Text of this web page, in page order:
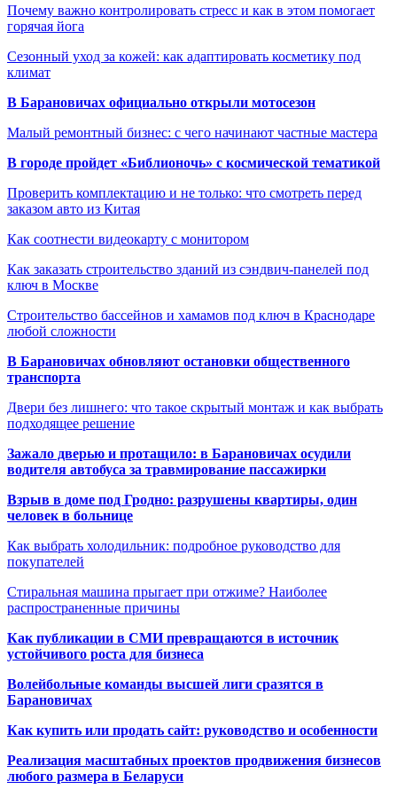
Почему важно контролировать стресс и как в этом помогает
горячая йога
Сезонный уход за кожей: как адаптировать косметику под
климат
В Барановичах официально открыли мотосезон
Малый ремонтный бизнес: с чего начинают частные мастера
В городе пройдет «Библионочь» с космической тематикой
Проверить комплектацию и не только: что смотреть перед
заказом авто из Китая
Как соотнести видеокарту с монитором
Как заказать строительство зданий из сэндвич-панелей под
ключ в Москве
Строительство бассейнов и хамамов под ключ в Краснодаре
любой сложности
В Барановичах обновляют остановки общественного
транспорта
Двери без лишнего: что такое скрытый монтаж и как выбрать
подходящее решение
Зажало дверью и протащило: в Барановичах осудили
водителя автобуса за травмирование пассажирки
Взрыв в доме под Гродно: разрушены квартиры, один
человек в больнице
Как выбрать холодильник: подробное руководство для
покупателей
Стиральная машина прыгает при отжиме? Наиболее
распространенные причины
Как публикации в СМИ превращаются в источник
устойчивого роста для бизнеса
Волейбольные команды высшей лиги сразятся в
Барановичах
Как купить или продать сайт: руководство и особенности
Реализация масштабных проектов продвижения бизнесов
любого размера в Беларуси